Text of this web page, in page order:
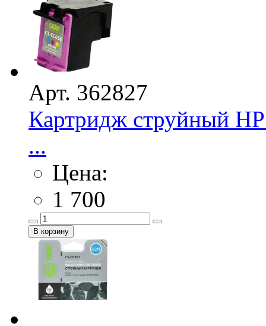
Арт. 362827
Картридж струйный
...
Цена:
1 700